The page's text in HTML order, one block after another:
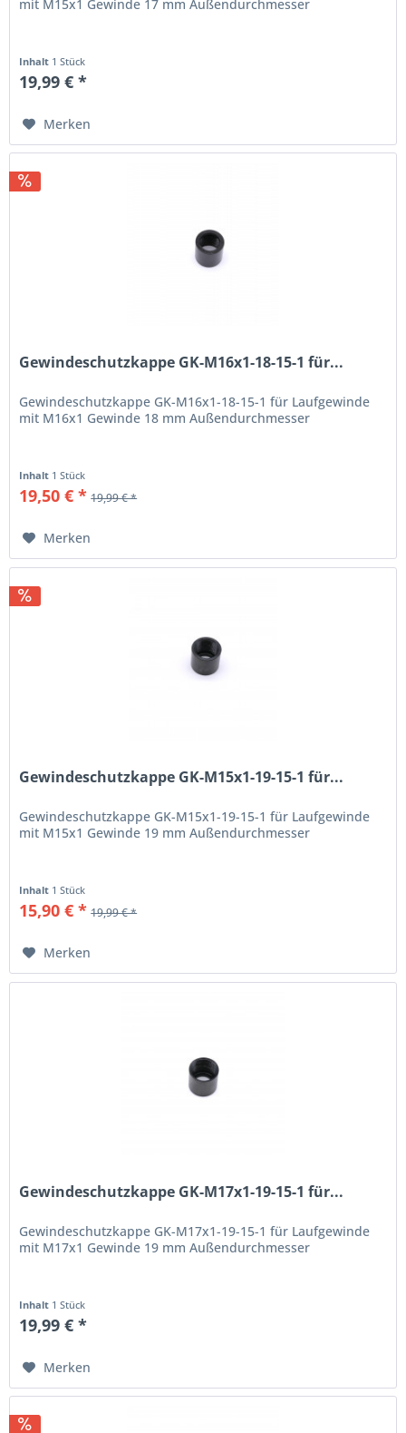
mit M15x1 Gewinde 17 mm Außendurchmesser
Inhalt 1 Stück
19,99 € *
Merken
Gewindeschutzkappe GK-M16x1-18-15-1 für...
Gewindeschutzkappe GK-M16x1-18-15-1 für Laufgewinde
mit M16x1 Gewinde 18 mm Außendurchmesser
Inhalt 1 Stück
19,50 € * 19,99 € *
Merken
Gewindeschutzkappe GK-M15x1-19-15-1 für...
Gewindeschutzkappe GK-M15x1-19-15-1 für Laufgewinde
mit M15x1 Gewinde 19 mm Außendurchmesser
Inhalt 1 Stück
15,90 € * 19,99 € *
Merken
Gewindeschutzkappe GK-M17x1-19-15-1 für...
Gewindeschutzkappe GK-M17x1-19-15-1 für Laufgewinde
mit M17x1 Gewinde 19 mm Außendurchmesser
Inhalt 1 Stück
19,99 € *
Merken